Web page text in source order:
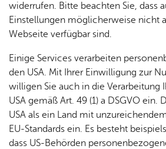
Tan­nen­hag­schu­le
Na­tio­na­le Spie­le von Spe­cial
Eine De­le­ga­ti­on der Tan­nen­hag-
an den Na­tio­na­len Spie­len von
Saar­land teil.
Tan­nen­hag­schu­le
60 Jahre Tan­nen­hag-Schu­le
60 Jahre Tan­nen­hag-Schu­le – Ein
nun­gen, Freu­de und Ge­mein­schaft
widerrufen. Bitte beachten Sie, dass
Einstellungen möglicherweise nicht
Webseite verfügbar sind.
Einige Services verarbeiten
den USA. Mit Ihrer Einwilligung zur
willigen Sie auch in die Verarbeitung
USA gemäß Art. 49 (1) a DSGVO ein.
USA als ein Land mit
EU-Standards ein. Es besteht
dass US-Behörden